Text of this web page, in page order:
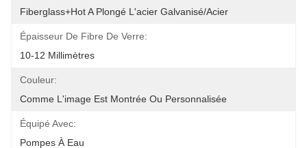
Fiberglass+Hot A Plongé L'acier Galvanisé/acier
Épaisseur De Fibre De Verre:
10-12 Millimètres
Couleur:
Comme L'image Est Montrée Ou Personnalisée
Équipé Avec:
Pompes À Eau